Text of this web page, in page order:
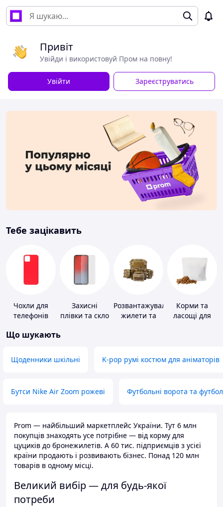
Привіт
Увійди і використовуй Пром на повну!
Увійти Зареєструватись
Тебе зацікавить
Чохли для
телефонів
Захисні
плівки та скло
Розвантажувальні
жилети та
Корми та
ласощі для
Що шукають
Щоденники шкільні K-pop румі костюм для аніматорів
Бутси Nike Air Zoom рожеві Футбольні ворота та
Prom — найбільший маркетплейс України. Тут 6 млн
покупців знаходять усе потрібне — від корму для
цуциків до бронежилетів. А 60 тис. підприємців з усієї
країни продають і розвивають бізнес. Понад 120 млн
товарів в одному місці.
Великий вибір — для будь-якої
потреби